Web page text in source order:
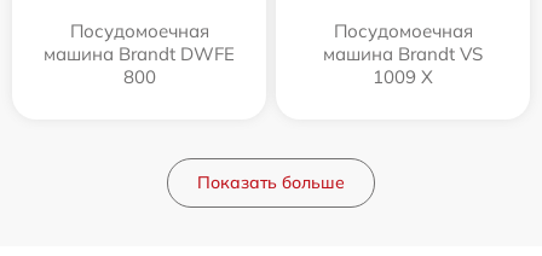
Посудомоечная
машина Brandt DWFE
800
Посудомоечная
машина Brandt VS
1009 X
Показать больше